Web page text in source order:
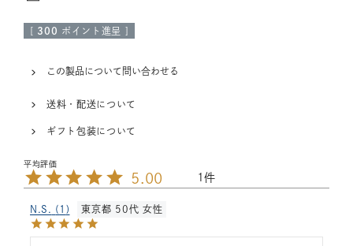
300 ポイント進呈 ]
この製品について問い合わせる
送料・配送について
ギフト包装について
5.00 1
N.S. 1 東京都 50代 女性